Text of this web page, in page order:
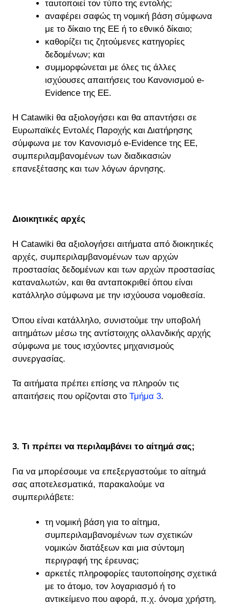
ταυτοποιεί τον τύπο της εντολής;
αναφέρει σαφώς τη νομική βάση σύμφωνα
με το δίκαιο της ΕΕ ή το εθνικό δίκαιο;
καθορίζει τις ζητούμενες κατηγορίες
δεδομένων; και
συμμορφώνεται με όλες τις άλλες
ισχύουσες απαιτήσεις του Κανονισμού e-
Evidence της ΕΕ.
Η Catawiki θα αξιολογήσει και θα απαντήσει σε
Ευρωπαϊκές Εντολές Παροχής και Διατήρησης
σύμφωνα με τον Κανονισμό e-Evidence της ΕΕ,
συμπεριλαμβανομένων των διαδικασιών
επανεξέτασης και των λόγων άρνησης.
Διοικητικές αρχές
Η Catawiki θα αξιολογήσει αιτήματα από διοικητικές
αρχές, συμπεριλαμβανομένων των αρχών
προστασίας δεδομένων και των αρχών προστασίας
καταναλωτών, και θα ανταποκριθεί όπου είναι
κατάλληλο σύμφωνα με την ισχύουσα νομοθεσία.
Όπου είναι κατάλληλο, συνιστούμε την υποβολή
αιτημάτων μέσω της αντίστοιχης ολλανδικής αρχής
σύμφωνα με τους ισχύοντες μηχανισμούς
συνεργασίας.
Τα αιτήματα πρέπει επίσης να πληρούν τις
απαιτήσεις που ορίζονται στο Τμήμα 3.
3. Τι πρέπει να περιλαμβάνει το αίτημά σας;
Για να μπορέσουμε να επεξεργαστούμε το αίτημά
σας αποτελεσματικά, παρακαλούμε να
συμπεριλάβετε:
τη νομική βάση για το αίτημα,
συμπεριλαμβανομένων των σχετικών
νομικών διατάξεων και μια σύντομη
περιγραφή της έρευνας;
αρκετές πληροφορίες ταυτοποίησης σχετικά
με το άτομο, τον λογαριασμό ή το
αντικείμενο που αφορά, π.χ. όνομα χρήστη,